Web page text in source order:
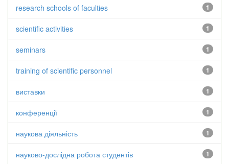
1
research schools of faculties
1
scientific activities
1
seminars
1
training of scientific personnel
1
виставки
1
конференції
1
наукова діяльність
1
науково-дослідна робота студентів